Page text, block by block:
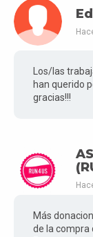
Los/las
han querido
gracias!!!
Más
de la compra